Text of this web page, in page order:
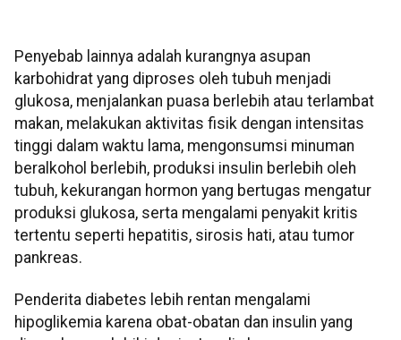
Penyebab lainnya adalah kurangnya asupan
karbohidrat yang diproses oleh tubuh menjadi
glukosa, menjalankan puasa berlebih atau terlambat
makan, melakukan aktivitas fisik dengan intensitas
tinggi dalam waktu lama, mengonsumsi minuman
beralkohol berlebih, produksi insulin berlebih oleh
tubuh, kekurangan hormon yang bertugas mengatur
produksi glukosa, serta mengalami penyakit kritis
tertentu seperti hepatitis, sirosis hati, atau tumor
pankreas.
Penderita diabetes lebih rentan mengalami
hipoglikemia karena obat-obatan dan insulin yang